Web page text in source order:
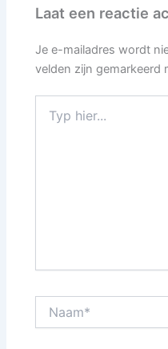
Laat een reactie
Je e-mailadres wordt
velden zijn gemarkeerd
hier...